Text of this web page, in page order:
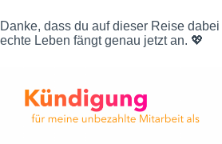
Danke, dass du auf dieser Reise
echte Leben fängt genau jetzt an. 💖